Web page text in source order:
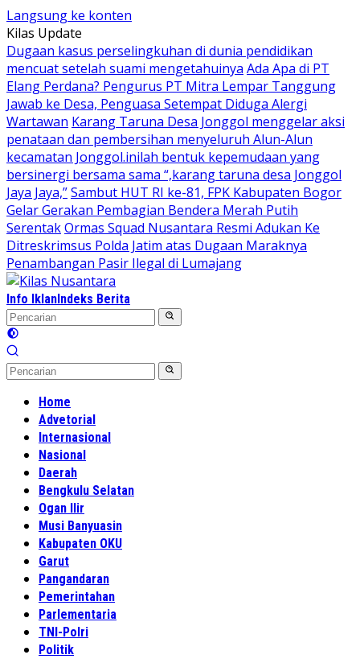
Langsung ke konten
Kilas Update
Dugaan kasus perselingkuhan di dunia pendidikan
mencuat setelah suami mengetahuinya Ada Apa di PT
Elang Perdana? Pengurus PT Mitra Lempar Tanggung
Jawab ke Desa, Penguasa Setempat Diduga Alergi
Wartawan Karang Taruna Desa Jonggol menggelar aksi
penataan dan pembersihan menyeluruh Alun-Alun
kecamatan Jonggol.inilah bentuk kepemudaan yang
bersinergi bersama sama “,karang taruna desa Jonggol
Jaya Jaya,”Sambut HUT RI ke-81, FPK Kabupaten Bogor
Gelar Gerakan Pembagian Bendera Merah Putih
SerentakOrmas Squad Nusantara Resmi Adukan Ke
Ditreskrimsus Polda Jatim atas Dugaan Maraknya
Penambangan Pasir Ilegal di Lumajang
Info IklanIndeks Berita
Home
Advetorial
Internasional
Nasional
Daerah
Bengkulu Selatan
Ogan Ilir
Musi Banyuasin
Kabupaten OKU
Garut
Pangandaran
Pemerintahan
Parlementaria
TNI-Polri
Politik